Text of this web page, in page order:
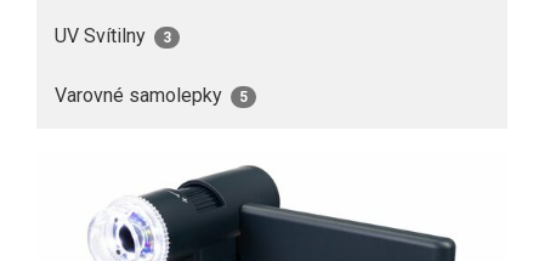
UV Svítilny 3
Varovné samolepky 5